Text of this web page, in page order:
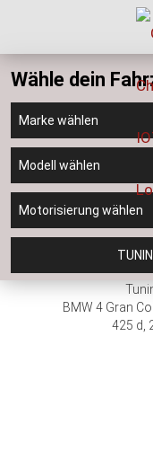
Wähle dein
BMW 4 Gran
425 d,